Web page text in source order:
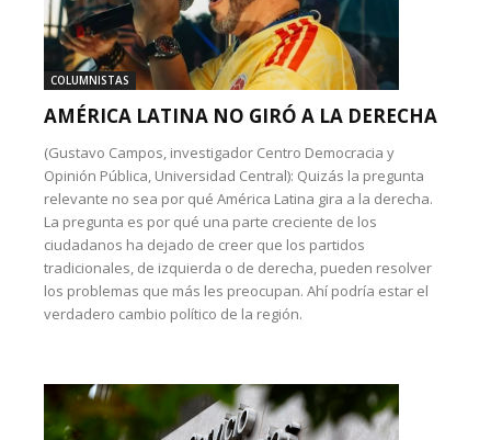
COLUMNISTAS
AMÉRICA LATINA NO GIRÓ A LA DERECHA
(Gustavo Campos, investigador Centro Democracia y
Opinión Pública, Universidad Central): Quizás la pregunta
relevante no sea por qué América Latina gira a la derecha.
La pregunta es por qué una parte creciente de los
ciudadanos ha dejado de creer que los partidos
tradicionales, de izquierda o de derecha, pueden resolver
los problemas que más les preocupan. Ahí podría estar el
verdadero cambio político de la región.